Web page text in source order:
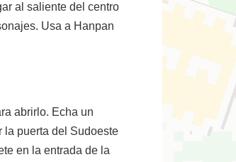
al saliente del centro
Usa a Hanpan
abrirlo. Echa un
la puerta del Sudoeste
en la entrada de la